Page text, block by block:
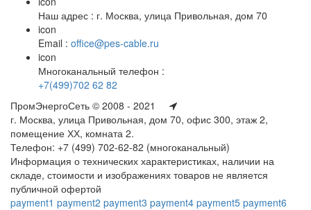
Наш адрес : г. Москва, улица Привольная, дом 70
icon
Email : office@pes-cable.ru
icon
Многоканальный телефон :
+7(499)702 62 82
ПромЭнергоСеть © 2008 - 2021
г. Москва, улица Привольная, дом 70, офис 300, этаж 2,
помещение ХХ, комната 2.
Телефон: +7 (499) 702-62-82 (многоканальный)
Информация о технических характеристиках, наличии на
складе, стоимости и изображениях товаров не является
публичной офертой
payment1 payment2 payment3 payment4 payment5 payment6